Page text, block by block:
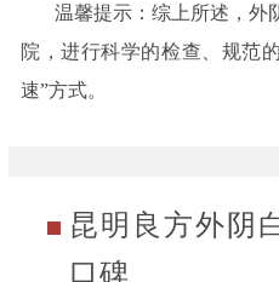
温馨提示：综上所述，外
院，进行科学的检查、规范
速”方式。
昆明良方外阴
口碑